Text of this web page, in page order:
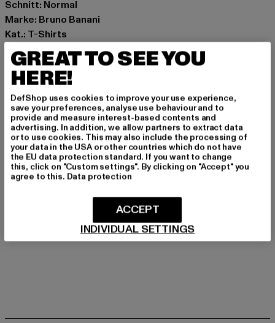
Schnitt: Normal
Marke: Bruno Banani
Kat.: T-Shirts
Farbe: türkis
Hersteller Farbe: turquoise
Materialzusammensetzung: 100% Baumwolle
Art.Nr: BBM126-001-00217
Hersteller: Noctane |Nando@noctane-distributions.com
Am Hof 41683 | 1100 Vienna | AT
GRÖSSE & PASSFORM
LIEFERUNG & RÜCKGABE
GREAT TO SEE YOU
HERE!
DefShop uses cookies to improve your use experience,
save your preferences, analyse use behaviour and to
provide and measure interest-based contents and
advertising. In addition, we allow partners to extract data
or to use cookies. This may also include the processing of
your data in the USA or other countries which do not have
the EU data protection standard. If you want to change
this, click on "Custom settings". By clicking on "Accept" you
agree to this. Data protection
INDIVIDUAL SETTINGS
ACCEPT